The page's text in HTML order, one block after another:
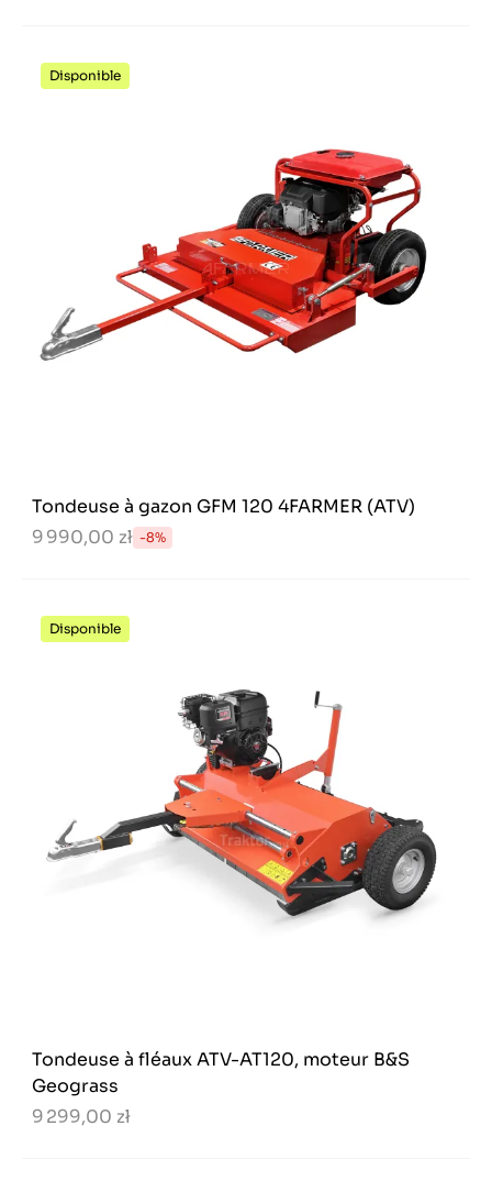
Disponible
Tondeuse à gazon GFM 120 4FARMER (ATV)
9 990,00 zł -8%
Disponible
Tondeuse à fléaux ATV-AT120, moteur B&S
Geograss
9 299,00 zł